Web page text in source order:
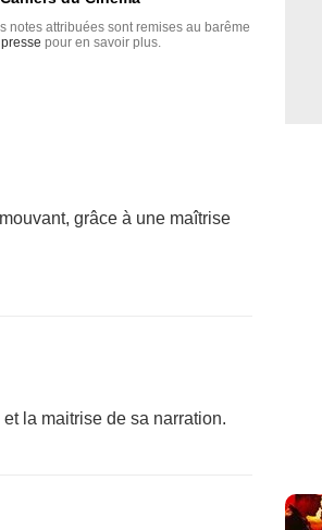
notes attribuées sont remises au barême
pour en savoir plus.
grâce à une maîtrise
la maitrise de sa narration.